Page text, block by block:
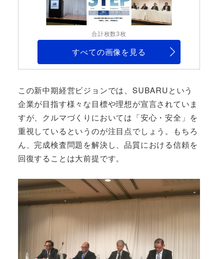
合計枚数3枚
すべての画像を見る
この新中期経営ビジョンでは、SUBARUという
企業が目指す様々な目標や理想が宣言されていま
すが、クルマづくりにおいては「安心・安全」を
重視しているというのが注目点でしょう。もちろ
ん、完成検査問題を解決し、品質における信頼を
回復することは大前提です。